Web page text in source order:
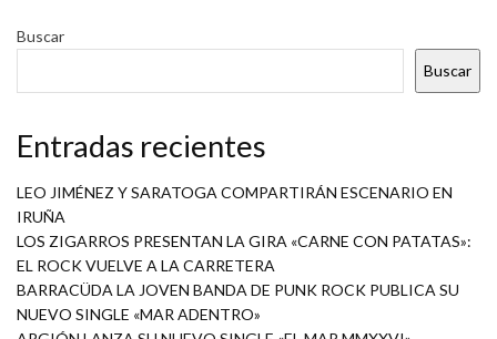
Buscar
Buscar
Entradas recientes
LEO JIMÉNEZ Y SARATOGA COMPARTIRÁN ESCENARIO EN
IRUÑA
LOS ZIGARROS PRESENTAN LA GIRA «CARNE CON PATATAS»:
EL ROCK VUELVE A LA CARRETERA
BARRACÜDA LA JOVEN BANDA DE PUNK ROCK PUBLICA SU
NUEVO SINGLE «MAR ADENTRO»